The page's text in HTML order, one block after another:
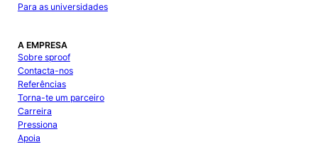
Para as universidades
A EMPRESA
Sobre sproof
Contacta-nos
Referências
Torna-te um parceiro
Carreira
Pressiona
Apoia